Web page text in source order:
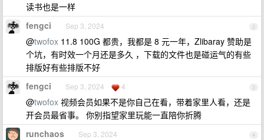
读书也是一样
2
fengci Sep 3, 2024
@twofox 11.8 100G 都贵，我都是 8 元一年，Zlibaray 赞助是
个坑，有时效一个月还是多久 ，下载的文件也是碰运气的有些
排版好有些排版不好
3
fengci Sep 3, 2024 4
@twofox 视频会员如果不是你自己在看，带着家里人看，还是
开会员最省事。 你别指望家里玩能一直陪你折腾
4
runchaos Sep 3, 2024